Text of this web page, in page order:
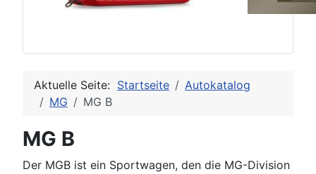
Aktuelle Seite: Startseite
Autokatalog
MG
MG B
MG B
Der MGB ist ein Sportwagen, den die MG-Division